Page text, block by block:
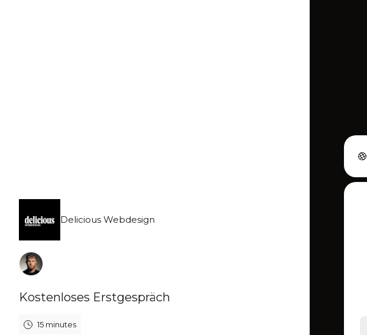
Delicious Webdesign
Kostenloses Erstgespräch
15 minutes